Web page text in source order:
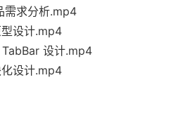
需求分析.mp4
设计.mp4
TabBar 设计.mp4
设计.mp4